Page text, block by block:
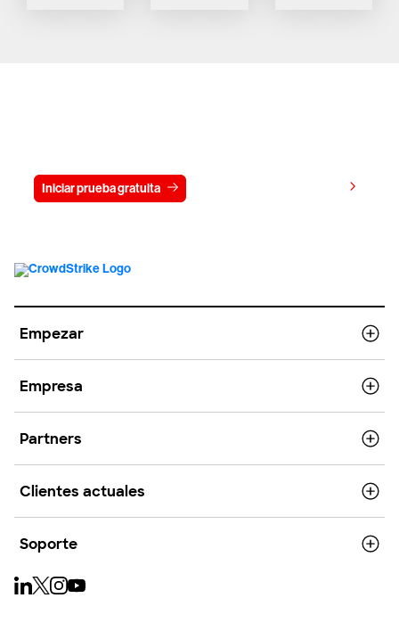
Iniciar prueba gratuita
Empezar
Empresa
Partners
Clientes actuales
Soporte